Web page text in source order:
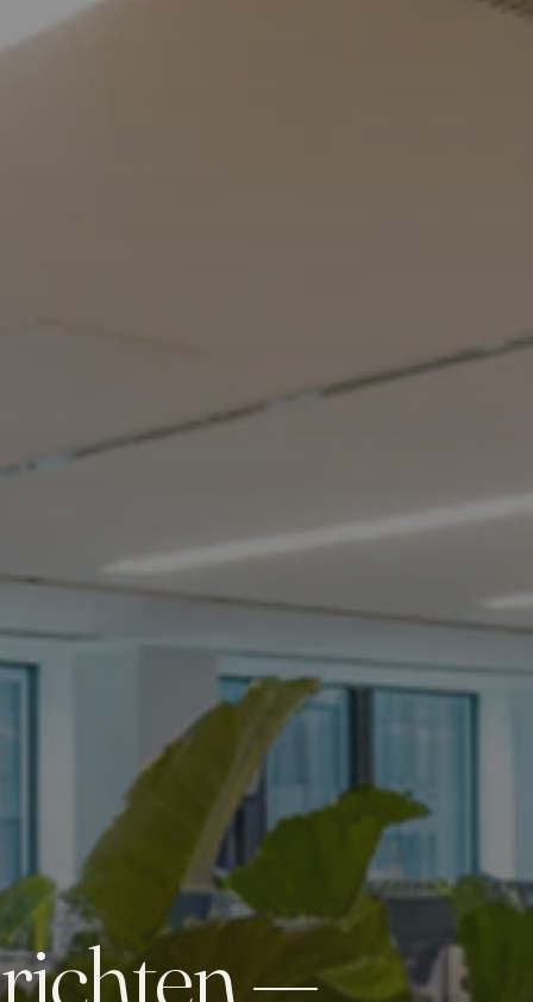
—